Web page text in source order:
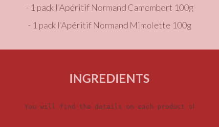
- 1 pack l'Apéritif Normand Camembert 100g
- 1 pack l'Apéritif Normand Mimolette 100g
INGREDIENTS
You will find the details on each product sheet.